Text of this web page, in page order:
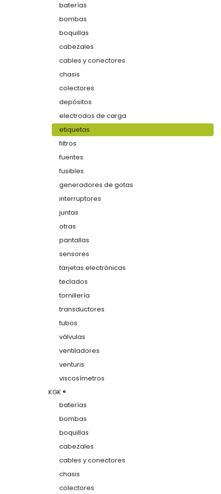
baterías
bombas
boquillas
cabezales
cables y conectores
chasis
colectores
depósitos
electrodos de carga
etiquetas
filtros
fuentes
fusibles
generadores de gotas
interruptores
juntas
otras
pantallas
sensores
tarjetas electrónicas
teclados
tornillería
transductores
tubos
válvulas
ventiladores
venturis
viscosímetros
KGK ®
baterías
bombas
boquillas
cabezales
cables y conectores
chasis
colectores